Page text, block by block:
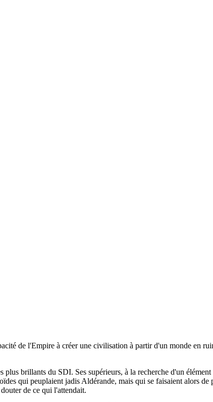
de l'Empire à créer une civilisation à partir d'un monde en
brillants du SDI. Ses supérieurs, à la recherche d'un
qui peuplaient jadis Aldérande, mais qui se faisaient alors
de ce qui l'attendait.